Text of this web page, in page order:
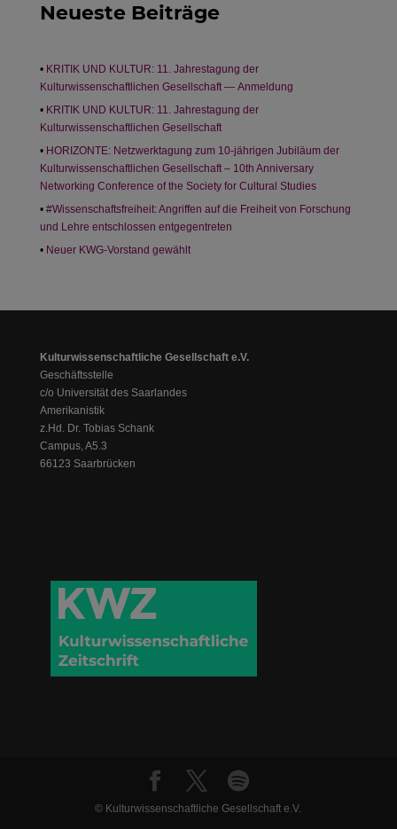
Neueste Beiträge
KRITIK UND KULTUR: 11. Jahrestagung der
Kulturwissenschaftlichen Gesellschaft — Anmeldung
KRITIK UND KULTUR: 11. Jahrestagung der
Kulturwissenschaftlichen Gesellschaft
HORIZONTE: Netzwerktagung zum 10-jährigen Jubiläum der
Kulturwissenschaftlichen Gesellschaft – 10th Anniversary
Networking Conference of the Society for Cultural Studies
#Wissenschaftsfreiheit: Angriffen auf die Freiheit von Forschung
und Lehre entschlossen entgegentreten
Neuer KWG-Vorstand gewählt
Kulturwissenschaftliche Gesellschaft e.V.
Geschäftsstelle
c/o Universität des Saarlandes
Amerikanistik
z.Hd. Dr. Tobias Schank
Campus, A5.3
66123 Saarbrücken
© Kulturwissenschaftliche Gesellschaft e.V.